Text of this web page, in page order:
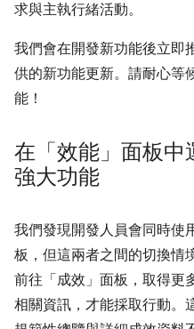
求與主執行緒活動。
我們會在開發新功能後立即
供的新功能更新。請耐心等
能！
在「效能」面板中
強大功能
我們發現開發人員會同時使
板，但這兩者之間的切換情
前往「成效」面板，取得更
相關資訊，才能採取行動。